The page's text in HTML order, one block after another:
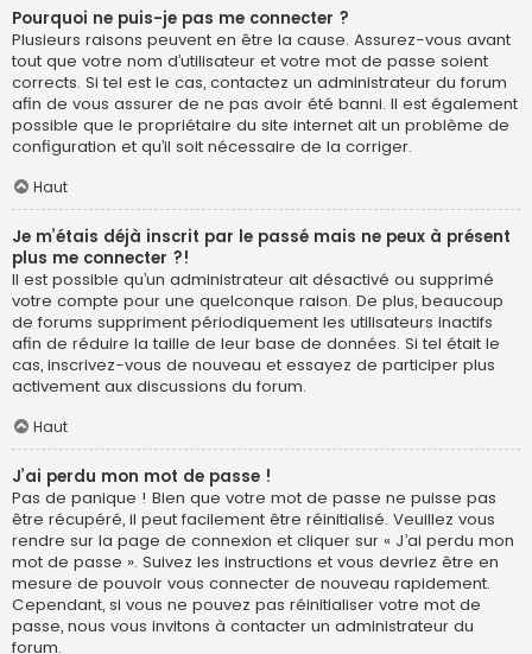
Pourquoi ne puis-je pas me connecter ?
Plusieurs raisons peuvent en être la cause. Assurez-vous avant
tout que votre nom d’utilisateur et votre mot de passe soient
corrects. Si tel est le cas, contactez un administrateur du forum
afin de vous assurer de ne pas avoir été banni. Il est également
possible que le propriétaire du site internet ait un problème de
configuration et qu’il soit nécessaire de la corriger.
Haut
Je m’étais déjà inscrit par le passé mais ne peux à présent
plus me connecter ?!
Il est possible qu’un administrateur ait désactivé ou supprimé
votre compte pour une quelconque raison. De plus, beaucoup
de forums suppriment périodiquement les utilisateurs inactifs
afin de réduire la taille de leur base de données. Si tel était le
cas, inscrivez-vous de nouveau et essayez de participer plus
activement aux discussions du forum.
Haut
J’ai perdu mon mot de passe !
Pas de panique ! Bien que votre mot de passe ne puisse pas
être récupéré, il peut facilement être réinitialisé. Veuillez vous
rendre sur la page de connexion et cliquer sur « J’ai perdu mon
mot de passe ». Suivez les instructions et vous devriez être en
mesure de pouvoir vous connecter de nouveau rapidement.
Cependant, si vous ne pouvez pas réinitialiser votre mot de
passe, nous vous invitons à contacter un administrateur du
forum.